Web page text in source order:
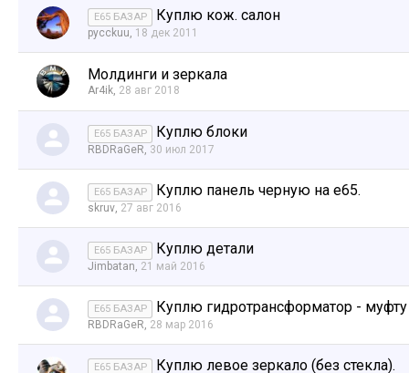
E65 БАЗАР Куплю кож. салон
pycckuu, 18 дек 2011
Молдинги и зеркала
Ar4ik, 28 авг 2018
E65 БАЗАР Куплю блоки
RBDRaGeR, 30 июл 2017
E65 БАЗАР Куплю панель черную на е65.
skruv, 27 авг 2016
E65 БАЗАР Куплю детали
Jimbatan, 21 май 2016
E65 БАЗАР Куплю гидротрансформатор - муфту
RBDRaGeR, 28 мар 2016
E65 БАЗАР Куплю левое зеркало (без стекла).